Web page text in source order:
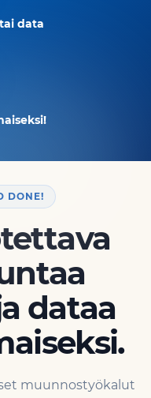
data
DONE!
dataa
muunnostyökalut